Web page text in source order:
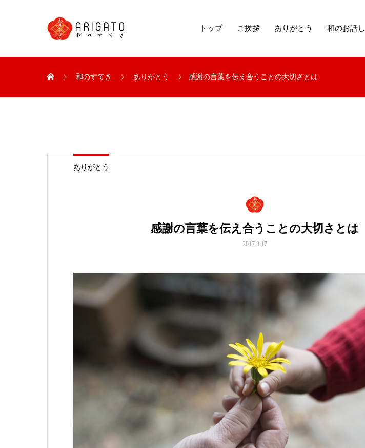
トップ ご挨拶 ありがとう 和のお話し
和のすてき ありがとう 感謝の言葉を伝え合うことの大切さとは
ありがとう
感謝の言葉を伝え合うことの大切さとは
2017.8.17